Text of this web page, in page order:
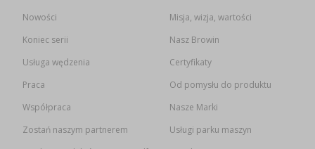
Nowości
Koniec serii
Usługa wędzenia
Praca
Współpraca
Zostań naszym partnerem
Misja, wizja, wartości
Nasz Browin
Certyfikaty
Od pomysłu do produktu
Nasze Marki
Usługi parku maszyn